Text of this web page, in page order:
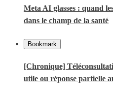
Meta AI glasses : quand
dans le champ de la santé
Bookmark
[Chronique]
utile ou réponse partielle